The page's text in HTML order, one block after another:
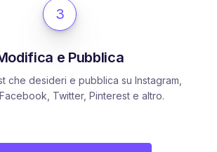
3
e Pubblica
che desideri e pubblica su Instagram,
Twitter, Pinterest e altro.